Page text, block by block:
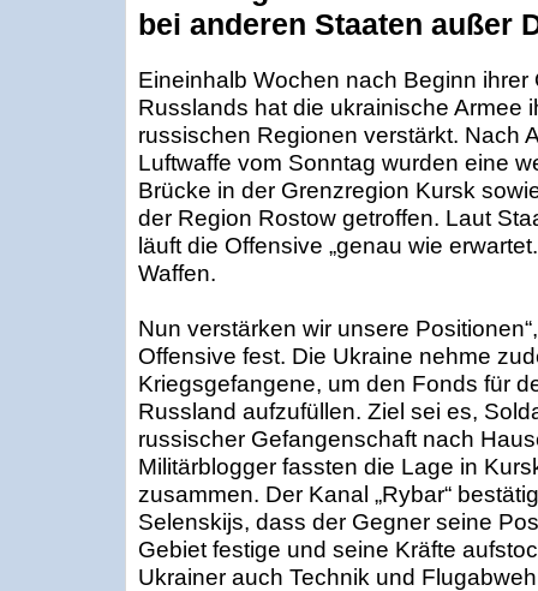
bei anderen Staaten außer
Eineinhalb Wochen nach Beginn ihrer
Russlands hat die ukrainische Armee
russischen Regionen verstärkt. Nach
Luftwaffe vom Sonntag wurden eine
Brücke in der Grenzregion Kursk
der Region Rostow getroffen. Laut
läuft die Offensive „genau wie
Waffen.
Nun verstärken wir unsere
Offensive fest. Die Ukraine nehme
Kriegsgefangene, um den Fonds für
Russland aufzufüllen. Ziel sei es,
russischer Gefangenschaft nach
Militärblogger fassten die Lage in
zusammen. Der Kanal „Rybar“
Selenskijs, dass der Gegner seine
Gebiet festige und seine Kräfte
Ukrainer auch Technik und